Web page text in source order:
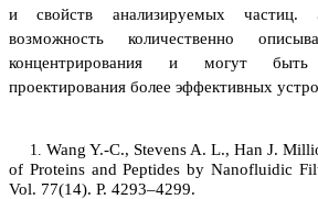
и свойств анализируемых
возможность количественно
концентрирования и могут быть
проектирования более эффективных
1.
Wang Y.-C., Stevens A. L., Han J.
of Proteins and Peptides by Nanofluidic
Vol. 77(14). P. 4293–4299.